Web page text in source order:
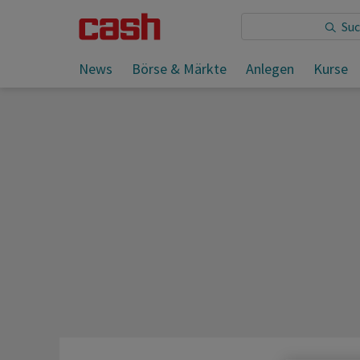
News Börse & Märkte Anlegen Kurse
Sie lesen: